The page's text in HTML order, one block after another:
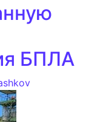
БПЛА